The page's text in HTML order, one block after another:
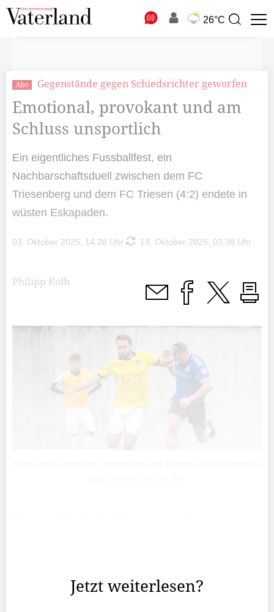
26°C
Suchbegriff
Abo Gegenstände gegen Schiedsrichter geworfen
Emotional, provokant und am
Schluss unsportlich
Ein eigentliches Fussballfest, ein
Nachbarschaftsduell zwischen dem FC
Triesenberg und dem FC Triesen (4:2) endete in
wüsten Eskapaden.
03. Oktober 2025, 14:28 Uhr 19. Oktober 2025, 03:38 Uhr
Philipp Kolb
Jetzt weiterlesen?